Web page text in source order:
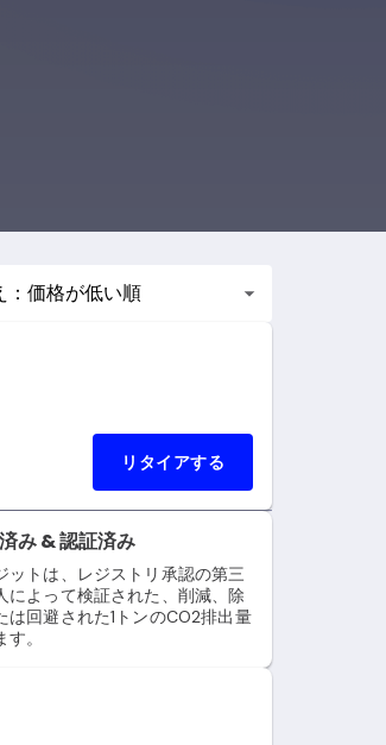
：価格が低い順
リタイアする
み & 認証済み
ットは、レジストリ承認の第三
によって検証された、削減、除
は回避された1トンのCO2排出量
。